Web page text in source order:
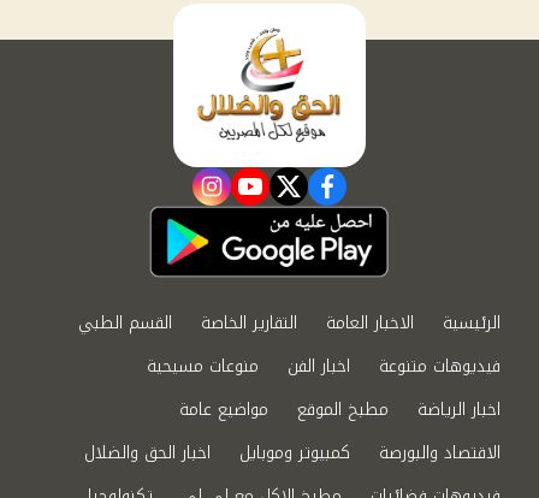
facebook
twitter
youtube
instagram
الرئيسية الاخبار العامة التقارير الخاصة
القسم الطبي
فيديوهات متنوعة
اخبار الفن
منوعات مسيحية
اخبار الرياضة
مطبخ الموقع
مواضيع عامة
الاقتصاد والبورصة
كمبيوتر وموبايل
اخبار الحق والضلال